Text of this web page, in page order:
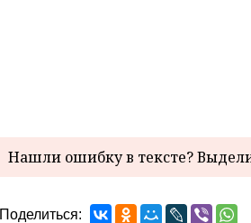
Нашли ошибку в тексте?
Поделиться: